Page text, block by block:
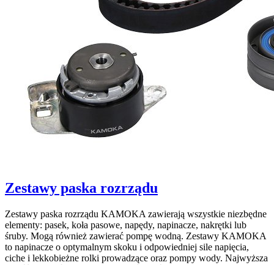
Zestawy paska rozrządu
Zestawy paska rozrządu KAMOKA zawierają wszystkie niezbędne
elementy: pasek, koła pasowe, napędy, napinacze, nakrętki lub
śruby. Mogą również zawierać pompę wodną. Zestawy KAMOKA
to napinacze o optymalnym skoku i odpowiedniej sile napięcia,
ciche i lekkobieżne rolki prowadzące oraz pompy wody. Najwyższa